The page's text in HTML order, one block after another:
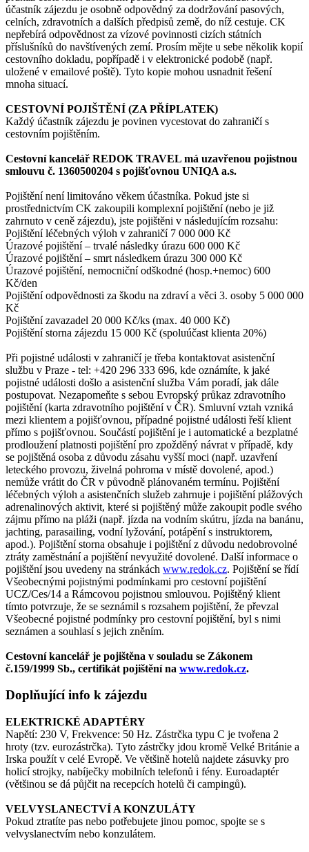
účastník zájezdu je osobně odpovědný za dodržování pasových,
celních, zdravotních a dalších předpisů země, do níž cestuje. CK
nepřebírá odpovědnost za vízové povinnosti cizích státních
příslušníků do navštívených zemí. Prosím mějte u sebe několik kopií
cestovního dokladu, popřípadě i v elektronické podobě (např.
uložené v emailové poště). Tyto kopie mohou usnadnit řešení
mnoha situací.
CESTOVNÍ POJIŠTĚNÍ (ZA PŘÍPLATEK)
Každý účastník zájezdu je povinen vycestovat do zahraničí s
cestovním pojištěním.
Cestovní kancelář REDOK TRAVEL má uzavřenou pojistnou
smlouvu č. 1360500204 s pojišťovnou UNIQA a.s.
Pojištění není limitováno věkem účastníka. Pokud jste si
prostřednictvím CK zakoupili komplexní pojištění (nebo je již
zahrnuto v ceně zájezdu), jste pojištěni v následujícím rozsahu:
Pojištění léčebných výloh v zahraničí 7 000 000 Kč
Úrazové pojištění – trvalé následky úrazu 600 000 Kč
Úrazové pojištění – smrt následkem úrazu 300 000 Kč
Úrazové pojištění, nemocniční odškodné (hosp.+nemoc) 600
Kč/den
Pojištění odpovědnosti za škodu na zdraví a věci 3. osoby 5 000 000
Kč
Pojištění zavazadel 20 000 Kč/ks (max. 40 000 Kč)
Pojištění storna zájezdu 15 000 Kč (spoluúčast klienta 20%)
Při pojistné události v zahraničí je třeba kontaktovat asistenční
službu v Praze - tel: +420 296 333 696, kde oznámíte, k jaké
pojistné události došlo a asistenční služba Vám poradí, jak dále
postupovat. Nezapomeňte s sebou Evropský průkaz zdravotního
pojištění (karta zdravotního pojištění v ČR). Smluvní vztah vzniká
mezi klientem a pojišťovnou, případné pojistné události řeší klient
přímo s pojišťovnou. Součástí pojištění je i automatické a bezplatné
prodloužení platnosti pojištění pro zpožděný návrat v případě, kdy
se pojištěná osoba z důvodu zásahu vyšší moci (např. uzavření
leteckého provozu, živelná pohroma v místě dovolené, apod.)
nemůže vrátit do ČR v původně plánovaném termínu. Pojištění
léčebných výloh a asistenčních služeb zahrnuje i pojištění plážových
adrenalinových aktivit, které si pojištěný může zakoupit podle svého
zájmu přímo na pláži (např. jízda na vodním skútru, jízda na banánu,
jachting, parasailing, vodní lyžování, potápění s instruktorem,
apod.). Pojištění storna obsahuje i pojištění z důvodu nedobrovolné
ztráty zaměstnání a pojištění nevyužité dovolené. Další informace o
pojištění jsou uvedeny na stránkách www.redok.cz. Pojištění se řídí
Všeobecnými pojistnými podmínkami pro cestovní pojištění
UCZ/Ces/14 a Rámcovou pojistnou smlouvou. Pojištěný klient
tímto potvrzuje, že se seznámil s rozsahem pojištění, že převzal
Všeobecné pojistné podmínky pro cestovní pojištění, byl s nimi
seznámen a souhlasí s jejich zněním.
Cestovní kancelář je pojištěna v souladu se Zákonem
č.159/1999 Sb., certifikát pojištění na www.redok.cz.
Doplňující info k zájezdu
ELEKTRICKÉ ADAPTÉRY
Napětí: 230 V, Frekvence: 50 Hz. Zástrčka typu C je tvořena 2
hroty (tzv. eurozástrčka). Tyto zástrčky jdou kromě Velké Británie a
Irska použít v celé Evropě. Ve většině hotelů najdete zásuvky pro
holicí strojky, nabíječky mobilních telefonů i fény. Euroadaptér
(většinou se dá půjčit na recepcích hotelů či campingů).
VELVYSLANECTVÍ A KONZULÁTY
Pokud ztratíte pas nebo potřebujete jinou pomoc, spojte se s
velvyslanectvím nebo konzulátem.